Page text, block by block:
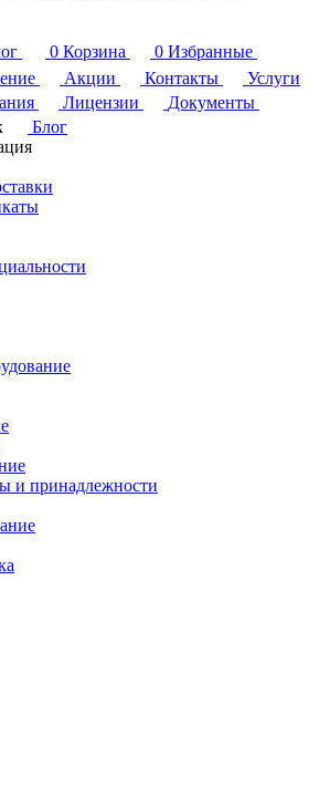
0 Корзина 0 Избранные
Акции Контакты
Услуги
Лицензии
Документы
Блог
и принадлежности